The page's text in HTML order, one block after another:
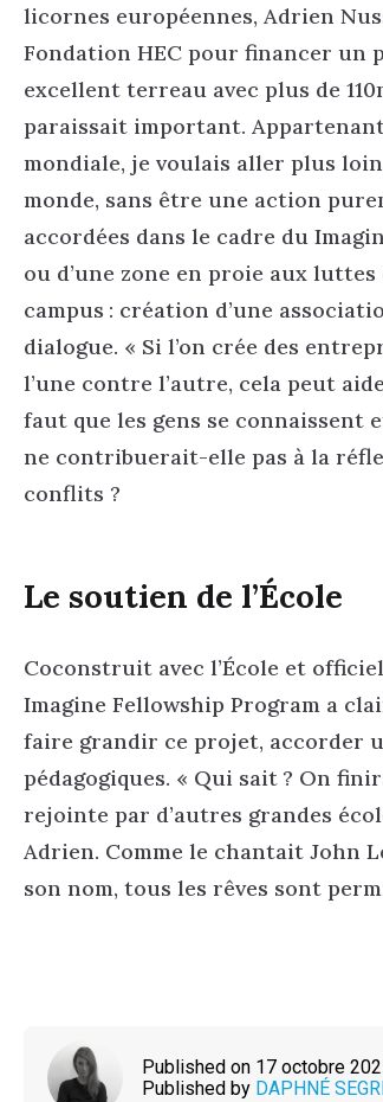
licornes européennes, Adrien
Fondation HEC pour financer un
excellent terreau avec plus de
paraissait important.
mondiale, je voulais aller plus
monde, sans être une action
accordées dans le cadre du
ou d’une zone en proie aux
campus : création d’une
dialogue. « Si l’on crée des
l’une contre l’autre, cela peut
faut que les gens se connaissent
ne contribuerait-elle pas à la
conflits ?
Le soutien de l’École
Coconstruit avec l’École et
Imagine Fellowship Program a
faire grandir ce projet, accorder
pédagogiques. « Qui sait ? On
rejointe par d’autres grandes
Adrien. Comme le chantait John
son nom, tous les rêves sont
Published on 17 octobre
Published by DAPHNÉ